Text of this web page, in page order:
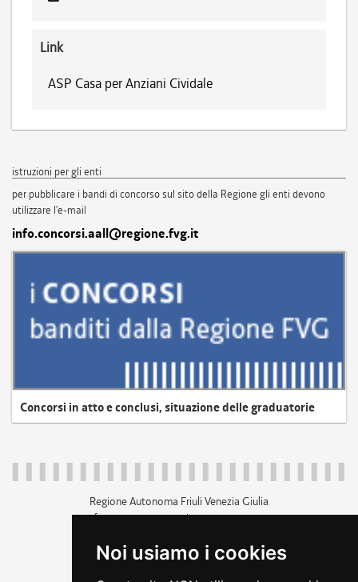
Noi usiamo i cookies
Link
ASP Casa per Anziani Cividale
istruzioni per gli enti
per pubblicare i bandi di concorso sul sito della Regione gli enti devono
utilizzare l'e-mail
info.concorsi.aall@regione.fvg.it
Concorsi in atto e conclusi, situazione delle graduatorie
Regione Autonoma Friuli Venezia Giulia
c.f. 80014930327; p.iva 00526040324
+39 040 3771111